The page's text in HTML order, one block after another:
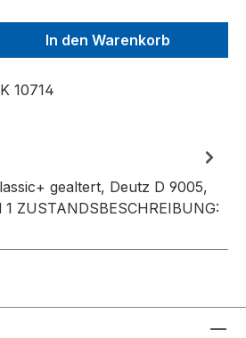
Gib den
In den Warenkorb
10714
gealtert, Deutz D 9005,
ZUSTANDSBESCHREIBUNG: